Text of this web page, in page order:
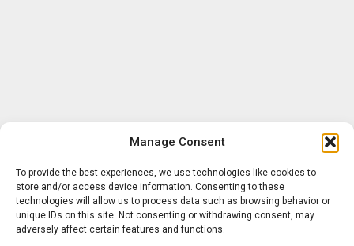
Manage Consent
To provide the best experiences, we use technologies like cookies to
store and/or access device information. Consenting to these
technologies will allow us to process data such as browsing behavior or
unique IDs on this site. Not consenting or withdrawing consent, may
adversely affect certain features and functions.